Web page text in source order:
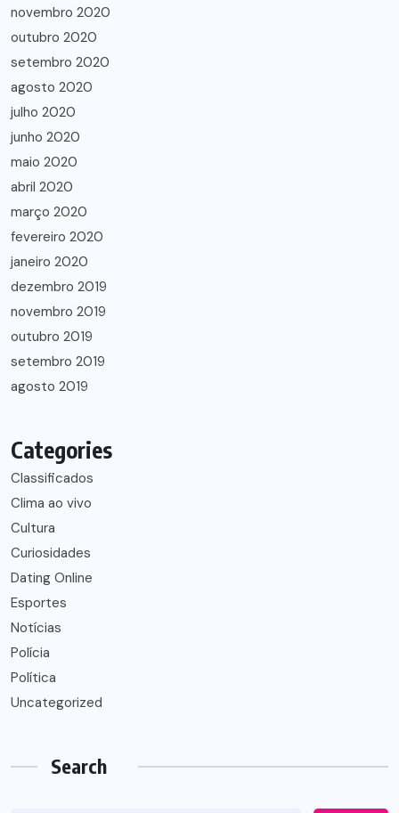
novembro 2020
outubro 2020
setembro 2020
agosto 2020
julho 2020
junho 2020
maio 2020
abril 2020
março 2020
fevereiro 2020
janeiro 2020
dezembro 2019
novembro 2019
outubro 2019
setembro 2019
agosto 2019
Categories
Classificados
Clima ao vivo
Cultura
Curiosidades
Dating Online
Esportes
Notícias
Polícia
Política
Uncategorized
Search